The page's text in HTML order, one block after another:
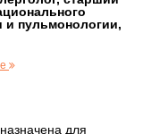
и пульмонологии,
для